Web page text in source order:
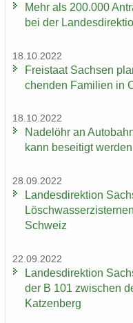
Mehr als 200.000
bei der
18.10.2022
Frei­staat Sach­sen
chen­den Fa­mi­li­en in
18.10.2022
Na­del­öhr an
kann be­sei­tigt wer­den
28.09.2022
Lan­des­di­rek­ti­on
Schweiz
22.09.2022
Lan­des­di­rek­ti­on
der B 101 zwi­schen
Kat­zen­berg